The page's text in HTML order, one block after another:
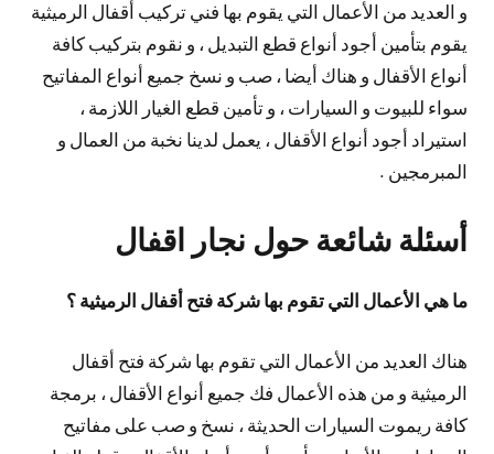
و العديد من الأعمال التي يقوم بها فني تركيب أقفال الرميثية
يقوم بتأمين أجود أنواع قطع التبديل ، و نقوم بتركيب كافة
أنواع الأقفال و هناك أيضا ، صب و نسخ جميع أنواع المفاتيح
سواء للبيوت و السيارات ، و تأمين قطع الغيار اللازمة ،
استيراد أجود أنواع الأقفال ، يعمل لدينا نخبة من العمال و
المبرمجين .
أسئلة شائعة حول نجار اقفال
ما هي الأعمال التي تقوم بها شركة فتح أقفال الرميثية ؟
هناك العديد من الأعمال التي تقوم بها شركة فتح أقفال
الرميثية و من هذه الأعمال فك جميع أنواع الأقفال ، برمجة
كافة ريموت السيارات الحديثة ، نسخ و صب على مفاتيح